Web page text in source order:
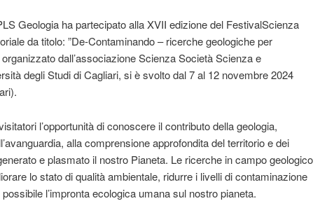
Geologia ha partecipato alla XVII edizione del FestivalScienza
da titolo: ”De-Contaminando – ricerche geologiche per
organizzato dall’associazione Scienza Società Scienza e
degli Studi di Cagliari, si è svolto dal 7 al 12 novembre 2024
l’opportunità di conoscere il contributo della geologia,
alla comprensione approfondita del territorio e dei
e plasmato il nostro Pianeta. Le ricerche in campo geologico
lo stato di qualità ambientale, ridurre i livelli di contaminazione
l’impronta ecologica umana sul nostro pianeta.